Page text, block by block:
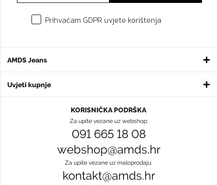
AMDS Jeans
Uvjeti kupnje
Prihvaćam GDPR uvjete korištenja
KORISNIČKA PODRŠKA
Za upite vezane uz webshop:
091 665 18 08
webshop@amds.hr
Za upite vezane uz maloprodaju:
kontakt@amds.hr